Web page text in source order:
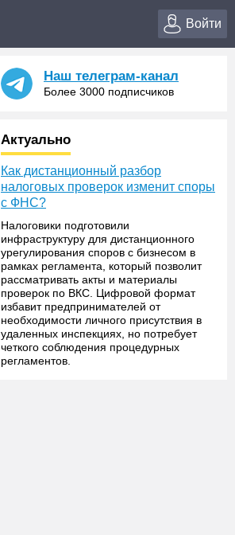
Войти
Наш телеграм-канал
Более 3000 подписчиков
Актуально
Как дистанционный разбор
налоговых проверок изменит споры
с ФНС?
Налоговики подготовили
инфраструктуру для дистанционного
урегулирования споров с бизнесом в
рамках регламента, который позволит
рассматривать акты и материалы
проверок по ВКС. Цифровой формат
избавит предпринимателей от
необходимости личного присутствия в
удаленных инспекциях, но потребует
четкого соблюдения процедурных
регламентов.